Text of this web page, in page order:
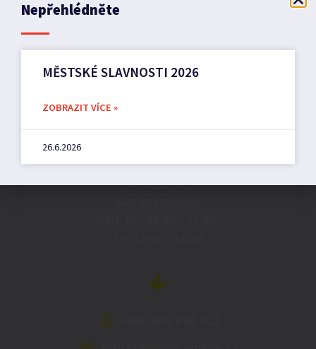
Náměstí 36,
Nepřehlédněte
MĚSTSKÉ SLAVNOSTI 2026
ZOBRAZIT VÍCE »
26.6.2026